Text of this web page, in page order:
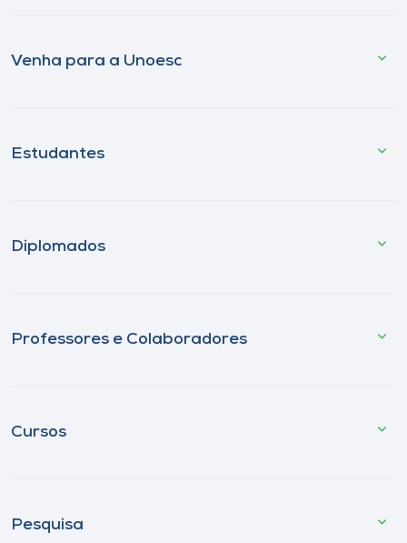
Venha para a Unoesc
Estudantes
Diplomados
Professores e Colaboradores
Cursos
Pesquisa